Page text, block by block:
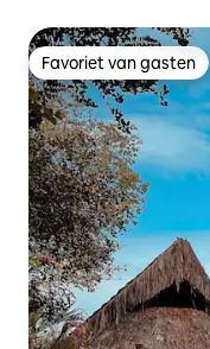
Favoriet van gasten
Favoriet van gasten